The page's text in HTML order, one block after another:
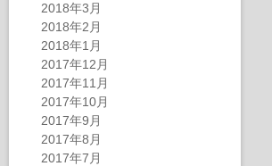
2018年3月
2018年2月
2018年1月
2017年12月
2017年11月
2017年10月
2017年9月
2017年8月
2017年7月